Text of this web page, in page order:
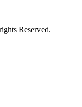
Reserved.